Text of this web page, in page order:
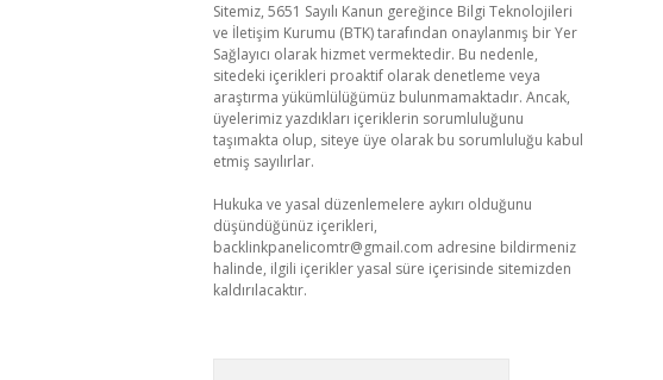
Sitemiz, 5651 Sayılı Kanun gereğince Bilgi Teknolojileri
ve İletişim Kurumu (BTK) tarafından onaylanmış bir Yer
Sağlayıcı olarak hizmet vermektedir. Bu nedenle,
sitedeki içerikleri proaktif olarak denetleme veya
araştırma yükümlülüğümüz bulunmamaktadır. Ancak,
üyelerimiz yazdıkları içeriklerin sorumluluğunu
taşımakta olup, siteye üye olarak bu sorumluluğu kabul
etmiş sayılırlar.
Hukuka ve yasal düzenlemelere aykırı olduğunu
düşündüğünüz içerikleri,
backlinkpanelicomtr@gmail.com adresine bildirmeniz
halinde, ilgili içerikler yasal süre içerisinde sitemizden
kaldırılacaktır.